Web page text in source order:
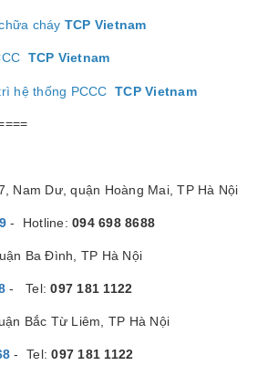
cháy TCP Vietnam
TCP Vietnam
hệ thống PCCC TCP Vietnam
Nam Dư, quận Hoàng Mai, TP Hà Nội
- Hotline: 094 698 8688
Ba Đình, TP Hà Nội
- Tel:097 181 1122
Bắc Từ Liêm, TP Hà Nội
- Tel:097 181 1122